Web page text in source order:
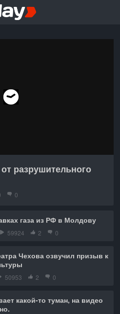
разрушительного
0
газа из РФ в Молдову
59924 2 0
Чехова озвучил призыв к
50953 2 0
какой-то туман, на видео